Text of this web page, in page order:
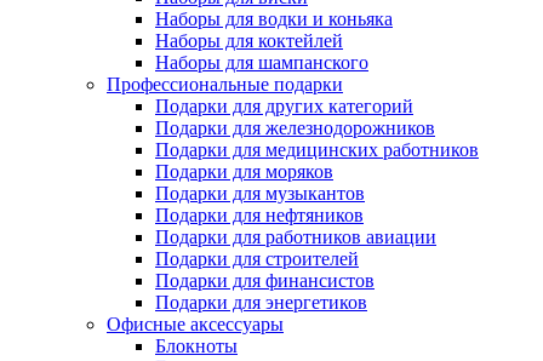
Наборы для водки и коньяка
Наборы для коктейлей
Наборы для шампанского
Профессиональные подарки
Подарки для других категорий
Подарки для железнодорожников
Подарки для медицинских работников
Подарки для моряков
Подарки для музыкантов
Подарки для нефтяников
Подарки для работников авиации
Подарки для строителей
Подарки для финансистов
Подарки для энергетиков
Офисные аксессуары
Блокноты